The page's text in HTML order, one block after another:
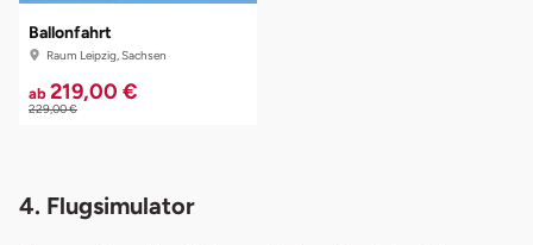
Ballonfahrt
Raum Leipzig, Sachsen
ab 219,00 €
229,00 €
4. Flugsimulator